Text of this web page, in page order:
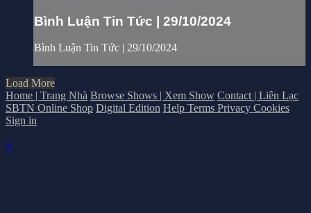
Bình Luận Tin Tức | 29/10/2024
Bình Luận Tin Tức | 29/10/2024
Load More
Home | Trang Nhà Browse Shows | Xem Show Contact | Liên Lạc
SBTN Online Shop Digital Edition Help Terms Privacy Cookies
Sign in
×